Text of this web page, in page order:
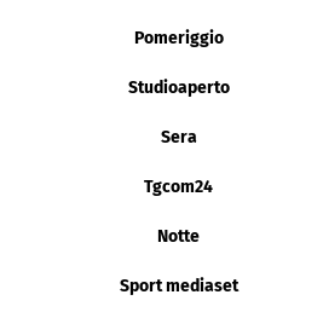
Pomeriggio
Studioaperto
Sera
Tgcom24
Notte
Sport mediaset